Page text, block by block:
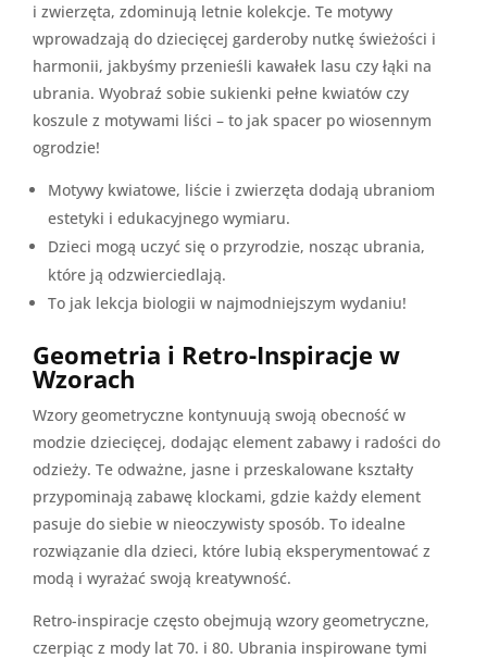
i zwierzęta, zdominują letnie kolekcje. Te motywy
wprowadzają do dziecięcej garderoby nutkę świeżości i
harmonii, jakbyśmy przenieśli kawałek lasu czy łąki na
ubrania. Wyobraź sobie sukienki pełne kwiatów czy
koszule z motywami liści – to jak spacer po wiosennym
ogrodzie!
Motywy kwiatowe, liście i zwierzęta dodają ubraniom
estetyki i edukacyjnego wymiaru.
Dzieci mogą uczyć się o przyrodzie, nosząc ubrania,
które ją odzwierciedlają.
To jak lekcja biologii w najmodniejszym wydaniu!
Geometria i Retro-Inspiracje w
Wzorach
Wzory geometryczne kontynuują swoją obecność w
modzie dziecięcej, dodając element zabawy i radości do
odzieży. Te odważne, jasne i przeskalowane kształty
przypominają zabawę klockami, gdzie każdy element
pasuje do siebie w nieoczywisty sposób. To idealne
rozwiązanie dla dzieci, które lubią eksperymentować z
modą i wyrażać swoją kreatywność.
Retro-inspiracje często obejmują wzory geometryczne,
czerpiąc z mody lat 70. i 80. Ubrania inspirowane tymi